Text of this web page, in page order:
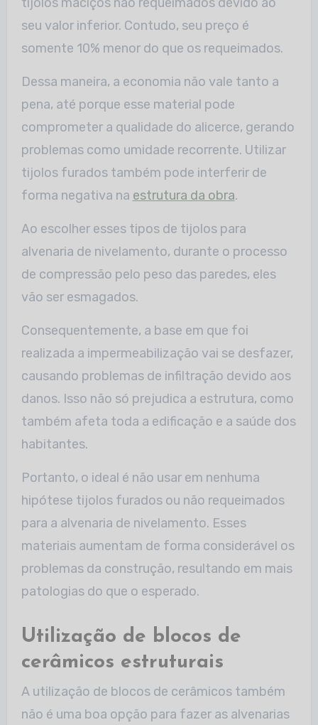
seu valor inferior. Contudo, seu preço é
somente 10% menor do que os requeimados.
Dessa maneira, a economia não vale tanto a
pena, até porque esse material pode
comprometer a qualidade do alicerce, gerando
problemas como umidade recorrente. Utilizar
tijolos furados também pode interferir de
forma negativa na estrutura da obra.
Ao escolher esses tipos de tijolos para
alvenaria de nivelamento, durante o processo
de compressão pelo peso das paredes, eles
vão ser esmagados.
Consequentemente, a base em que foi
realizada a impermeabilização vai se desfazer,
causando problemas de infiltração devido aos
danos. Isso não só prejudica a estrutura, como
também afeta toda a edificação e a saúde dos
habitantes.
Portanto, o ideal é não usar em nenhuma
hipótese tijolos furados ou não requeimados
para a alvenaria de nivelamento. Esses
materiais aumentam de forma considerável os
problemas da construção, resultando em mais
patologias do que o esperado.
Utilização de blocos de
cerâmicos estruturais
A utilização de blocos de cerâmicos também
não é uma boa opção para fazer as alvenarias